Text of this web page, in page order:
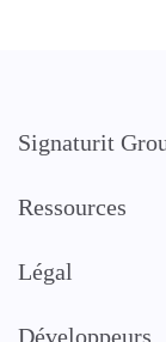
Signaturit
Ressources
Légal
Développeurs